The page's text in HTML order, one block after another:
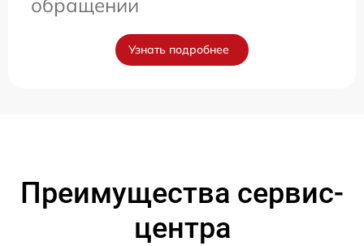
Узнать подробнее
Преимущества сервис-
центра